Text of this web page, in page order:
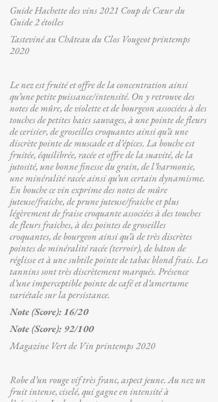
Guide Hachette des vins 2021 Coup de Cœur du
Guide 2 étoiles
Tasteviné au Château du Clos Vougeot printemps
2020
Le nez est fruité et offre de la concentration ainsi
qu’une petite puissance/intensité. On y retrouve des
notes de mûre, de violette et de bourgeon associées à des
touches de petites baies sauvages, à une pointe de fleurs
de cerisier, de groseilles croquantes ainsi qu’à une
discrète pointe de muscade et d’épices. La bouche est
fruitée, équilibrée, racée et offre de la suavité, de la
jutosité, une bonne finesse du grain, de l’harmonie,
une minéralité racée ainsi qu’un certain dynamisme.
En bouche ce vin exprime des notes de mûre
juteuse/fraiche, de prune juteuse/fraiche et plus
légèrement de fraise croquante associées à des touches
de fleurs fraiches, à des pointes de groseilles
croquantes, de bourgeon ainsi qu’à de très discrètes
pointes de minéralité racée (terroir), de bâton de
réglisse et à une subtile pointe de tabac blond frais. Les
tannins sont très discrètement marqués. Présence
d’une imperceptible pointe de café et d’amertume
variétale sur la persistance.
Note (Score): 16/20
Note (Score): 92/100
Magazine Vert de Vin printemps 2020
Robe d’un rouge vif très franc, aspect jeune. Au nez un
fruit intense, ciselé, qui gagne en intensité à